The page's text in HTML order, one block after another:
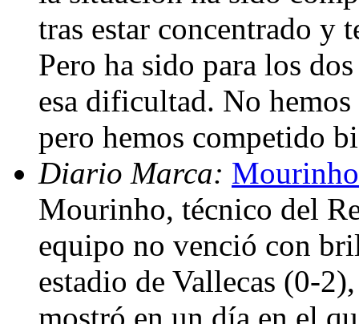
tras estar concentrado y
Pero ha sido para los
esa dificultad. No
pero hemos competido
Diario Marca:
Mourinho, técnico del
equipo no venció con
estadio de Vallecas (0-
mostró en un día en el